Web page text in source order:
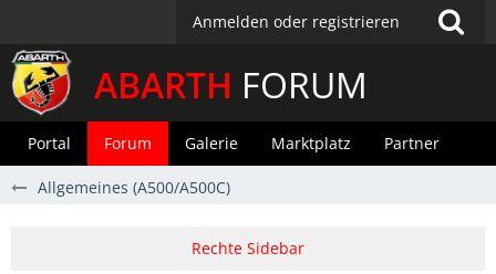
Anmelden oder registrieren
ABARTH FORUM
Portal Forum Galerie Marktplatz Partner
Allgemeines (A500/A500C)